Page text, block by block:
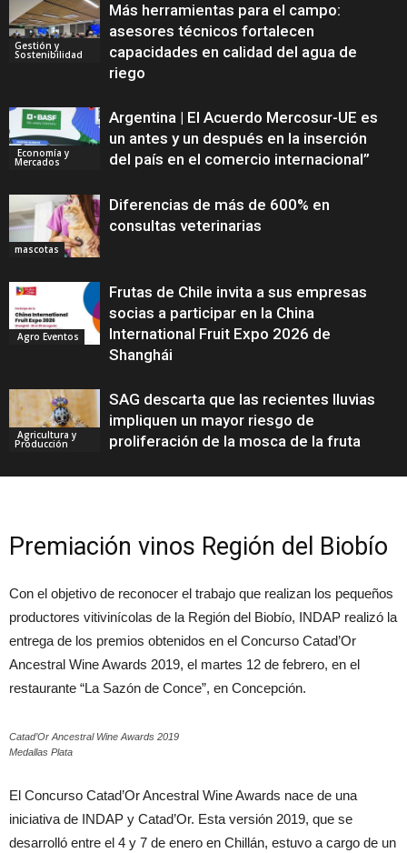
Gestión y
Sostenibilidad
Más herramientas para el campo:
asesores técnicos fortalecen
capacidades en calidad del agua de
riego
Economía y
Mercados
Argentina | El Acuerdo Mercosur-UE es
un antes y un después en la inserción
del país en el comercio internacional”
mascotas
Diferencias de más de 600% en
consultas veterinarias
Agro Eventos
Frutas de Chile invita a sus empresas
socias a participar en la China
International Fruit Expo 2026 de
Shanghái
Agricultura y
Producción
SAG descarta que las recientes lluvias
impliquen un mayor riesgo de
proliferación de la mosca de la fruta
Premiación vinos Región del Biobío
Con el objetivo de reconocer el trabajo que realizan los pequeños
productores vitivinícolas de la Región del Biobío, INDAP realizó la
entrega de los premios obtenidos en el Concurso Catad’Or
Ancestral Wine Awards 2019, el martes 12 de febrero, en el
restaurante “La Sazón de Conce”, en Concepción.
Catad’Or Ancestral Wine Awards 2019
Medallas Plata
El Concurso Catad’Or Ancestral Wine Awards nace de una
iniciativa de INDAP y Catad’Or. Esta versión 2019, que se
desarrolló entre el 4 y 7 de enero en Chillán, estuvo a cargo de un